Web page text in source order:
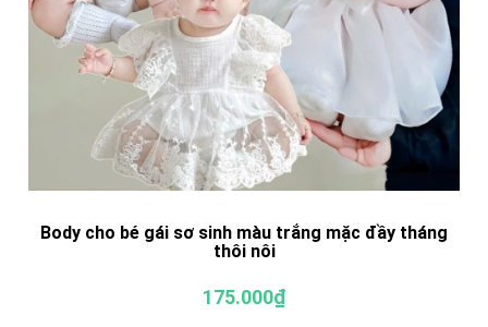
Body cho bé gái sơ sinh màu trắng mặc đầy tháng
thôi nôi
175.000₫